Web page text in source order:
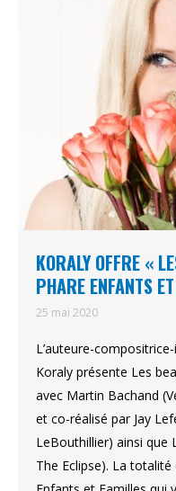
KORALY OFFRE «
PHARE ENFANTS
25 mai 2020
L’auteure-
Koraly présente Les
avec Martin Bachand
et co-réalisé par Jay
LeBouthillier) ainsi que
The Eclipse). La